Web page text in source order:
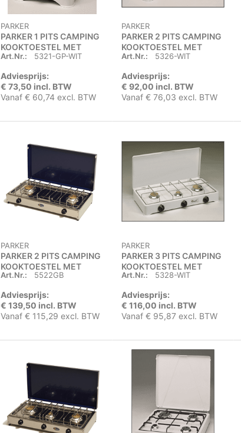
PARKER
PARKER 1 PITS CAMPING
KOOKTOESTEL MET
DEKSEL
Art.Nr.: 5321-GP-WIT
Adviesprijs:
€ 73,50 incl. BTW
Vanaf € 60,74 excl. BTW
PARKER
PARKER 2 PITS CAMPING
KOOKTOESTEL MET
DEKSEL
Art.Nr.: 5326-WIT
Adviesprijs:
€ 92,00 incl. BTW
Vanaf € 76,03 excl. BTW
PARKER
PARKER 2 PITS CAMPING
KOOKTOESTEL MET
DEKSEL
Art.Nr.: 5522GB
Adviesprijs:
€ 139,50 incl. BTW
Vanaf € 115,29 excl. BTW
PARKER
PARKER 3 PITS CAMPING
KOOKTOESTEL MET
DEKSEL
Art.Nr.: 5328-WIT
Adviesprijs:
€ 116,00 incl. BTW
Vanaf € 95,87 excl. BTW